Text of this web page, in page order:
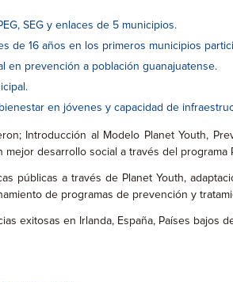
SEG y enlaces de 5 municipios.
de 16 años en los primeros municipios
en prevención a población guanajuatense.
en jóvenes y capacidad de
Introducción al Modelo Planet Youth,
desarrollo social a través del programa
públicas a través de Planet Youth,
de programas de prevención y
exitosas en Irlanda, España, Países bajos